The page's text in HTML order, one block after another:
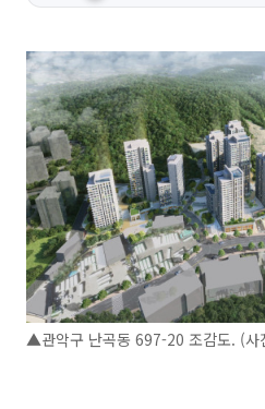
▲관악구 난곡동 697-20 조감도. (사